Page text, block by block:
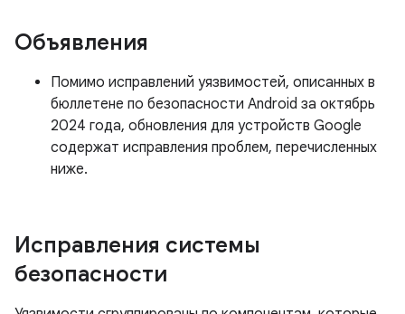
Объявления
Помимо исправлений уязвимостей, описанных в
бюллетене по безопасности Android за октябрь
2024 года, обновления для устройств Google
содержат исправления проблем, перечисленных
ниже.
Исправления системы
безопасности